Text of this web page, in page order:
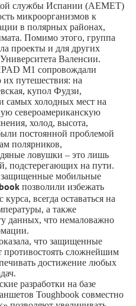
службы Испании (AEMET)
микроорганизмов к
в полярных районах,
Помимо этого, группа
проекты и для других
Валенсии.
M1 сопровождали
путешествия: на
купол Фудзи,
самых холодных мест на
североамериканскую
холод, высота,
постоянной проблемой
полярников,
ловушки – это лишь
подстерегающих на пути.
защищенные мобильные
позволили избежать
всегда оставаться на
а также
данных, что немаловажно
что защищенные
противостоять сложнейшим
достижение любых
разработки на базе
Toughbook совместно